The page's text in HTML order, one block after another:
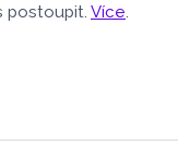
postoupit. Více.